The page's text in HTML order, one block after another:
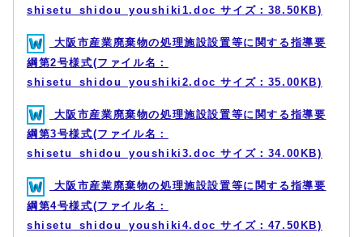
shisetu_shidou_youshiki1.doc サイズ：38.50KB)
大阪市産業廃棄物の処理施設設置等に関する指導要
綱第2号様式(ファイル名：
shisetu_shidou_youshiki2.doc サイズ：35.00KB)
大阪市産業廃棄物の処理施設設置等に関する指導要
綱第3号様式(ファイル名：
shisetu_shidou_youshiki3.doc サイズ：34.00KB)
大阪市産業廃棄物の処理施設設置等に関する指導要
綱第4号様式(ファイル名：
shisetu_shidou_youshiki4.doc サイズ：47.50KB)